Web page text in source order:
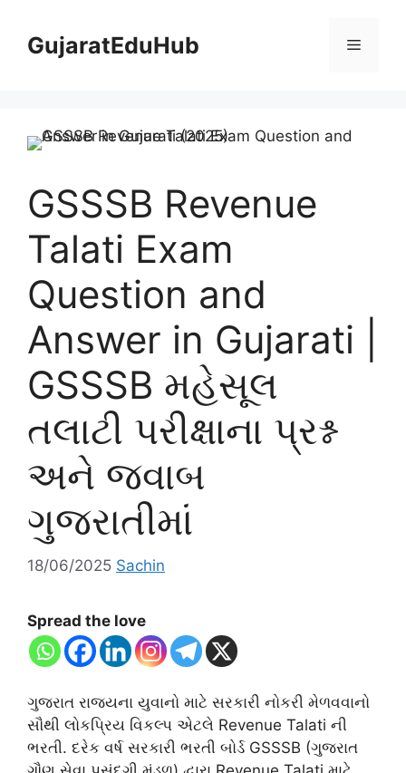
contentGujaratEduHub Menu
GSSSB Revenue
Talati Exam
Question and
Answer in Gujarati |
GSSSB મહેસૂલ
તલાટી પરીક્ષાના પ્રશ્ન
અને જવાબ
ગુજરાતીમાં
18/06/2025 Sachin
Spread the love
ગુજરાત રાજ્યના યુવાનો માટે સરકારી નોકરી મેળવવાનો
સૌથી લોકપ્રિય વિકલ્પ એટલે Revenue Talati ની
ભરતી. દરેક વર્ષ સરકારી ભરતી બોર્ડ GSSSB (ગુજરાત